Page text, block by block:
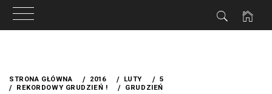
treści
STRONA GŁÓWNA 2016 LUTY
5
REKORDOWY GRUDZIEŃ !
GRUDZIEŃ